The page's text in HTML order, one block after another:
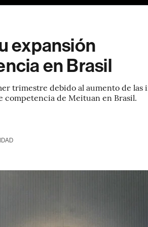
expansión
en Brasil
trimestre debido al aumento de las
competencia de Meituan en Brasil.